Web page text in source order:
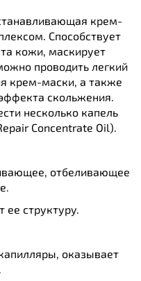
крем-
Способствует
кожи, маскирует
проводить легкий
крем-маски, а также
скольжения.
несколько капель
Concentrate Oil).
отбеливающее
ее структуру.
оказывает